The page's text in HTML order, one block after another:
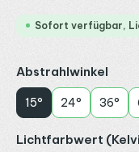
Sofort verfügbar,
Abstrahlwinkel
15° 24° 36°
Lichtfarbwert